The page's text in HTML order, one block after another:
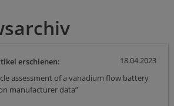
18.04.2023
erschienen:
assessment of a vanadium flow battery
manufacturer data”